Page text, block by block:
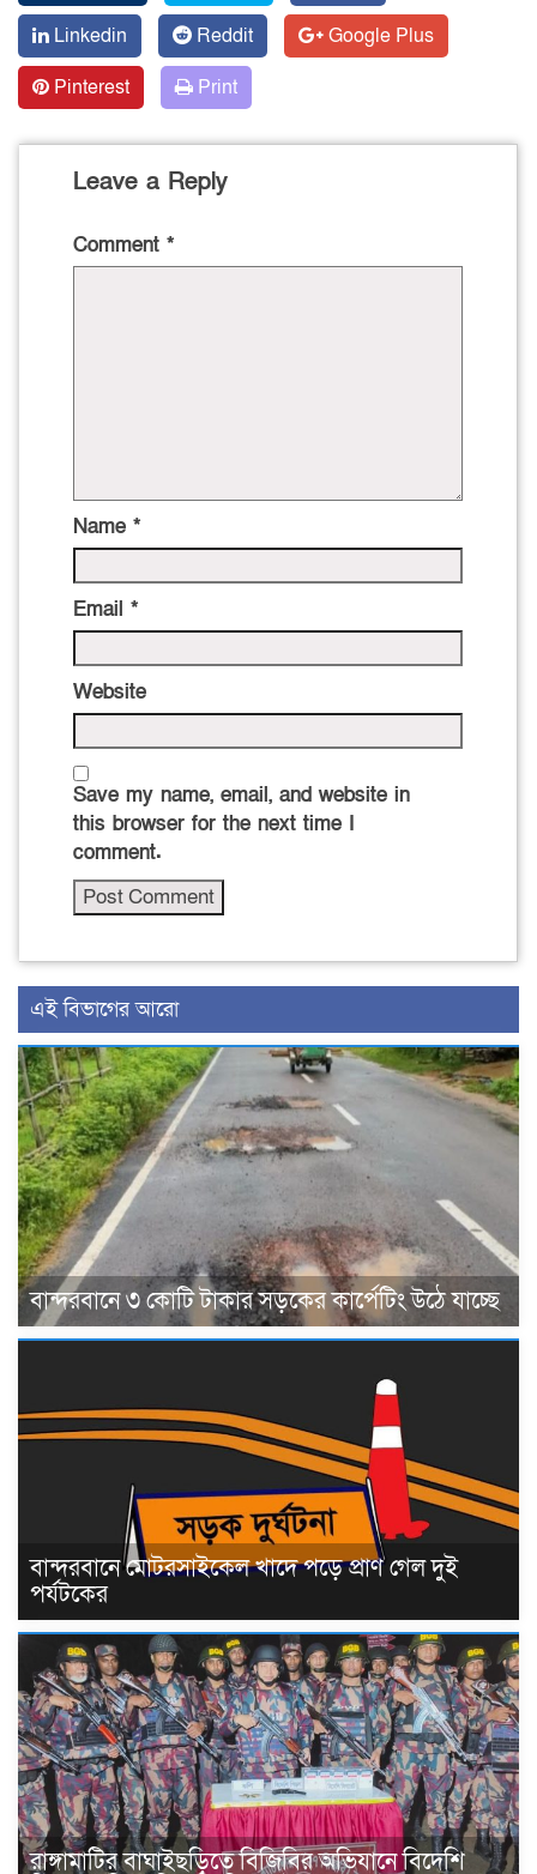
Linkedin
Reddit
Google Plus
Pinterest
Print
Leave a Reply
Comment *
Name *
Email *
Website
Save my name, email, and website in
this browser for the next time I
comment.
এই বিভাগের আরো
বান্দরবানে ৩ কোটি টাকার সড়কের কার্পেটিং উঠে যাচ্ছে
বান্দরবানে মোটরসাইকেল খাদে পড়ে প্রাণ গেল দুই
পর্যটকের
রাঙ্গামাটির বাঘাইছড়িতে বিজিবির অভিযানে বিদেশি